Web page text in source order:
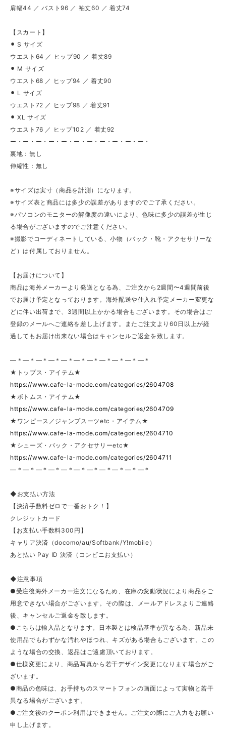
肩幅44 ／ バスト96 ／ 袖丈60 ／ 着丈74
【スカート】
⚫︎ S サイズ
ウエスト64 ／ ヒップ90 ／ 着丈89
⚫︎ M サイズ
ウエスト68 ／ ヒップ94 ／ 着丈90
⚫︎ L サイズ
ウエスト72 ／ ヒップ98 ／ 着丈91
⚫︎ XL サイズ
ウエスト76 ／ ヒップ102 ／ 着丈92
ー・ー・ー・ー・ー・ー・ー・ー・ー・ー・ー・
裏地：無し
伸縮性：無し
※サイズは実寸（商品を計測）になります。
※サイズ表と商品には多少の誤差がありますのでご了承ください。
※パソコンのモニターの解像度の違いにより、色味に多少の誤差が生じ
る場合がございますのでご注意ください。
※撮影でコーディネートしている、小物（バック・靴・アクセサリーな
ど）は付属しておりません。
【お届けについて】
商品は海外メーカーより発送となる為、ご注文から2週間〜4週間前後
でお届け予定となっております。海外配送や仕入れ予定メーカー変更な
どに伴い出荷まで、3週間以上かかる場合もございます。その場合はご
登録のメールへご連絡を差し上げます。またご注文より60日以上が経
過してもお届け出来ない場合はキャンセルご返金を致します。
—＊—＊—＊—＊—＊—＊—＊—＊—＊—＊—＊
★トップス・アイテム★
https://www.cafe-la-mode.com/categories/2604708
★ボトムス・アイテム★
https://www.cafe-la-mode.com/categories/2604709
★ワンピース／ジャンプスーツetc・アイテム★
https://www.cafe-la-mode.com/categories/2604710
★シューズ・バック・アクセサリーetc★
https://www.cafe-la-mode.com/categories/2604711
—＊—＊—＊—＊—＊—＊—＊—＊—＊—＊—＊
◆お支払い方法
【決済手数料ゼロで一番おトク！】
クレジットカード
【お支払い手数料300円】
キャリア決済（docomo/au/Softbank/Y!mobile）
あと払い Pay ID 決済（コンビニお支払い）
◆注意事項
●受注後海外メーカー注文になるため、在庫の変動状況により商品をご
用意できない場合がございます。その際は、メールアドレスよりご連絡
後、キャンセルご返金を致します。
●こちらは輸入品となります。日本製とは検品基準が異なる為、新品未
使用品でもわずかな汚れやほつれ、キズがある場合もございます。この
ような場合の交換、返品はご遠慮頂いております。
●仕様変更により、商品写真から若干デザイン変更になります場合がご
ざいます。
●商品の色味は、お手持ちのスマートフォンの画面によって実物と若干
異なる場合がございます。
●ご注文後のクーポン利用はできません。ご注文の際にご入力をお願い
申し上げます。